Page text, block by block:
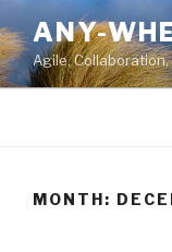
Skip
to
content
ANY-
Agile, Collaboration,
MONTH: